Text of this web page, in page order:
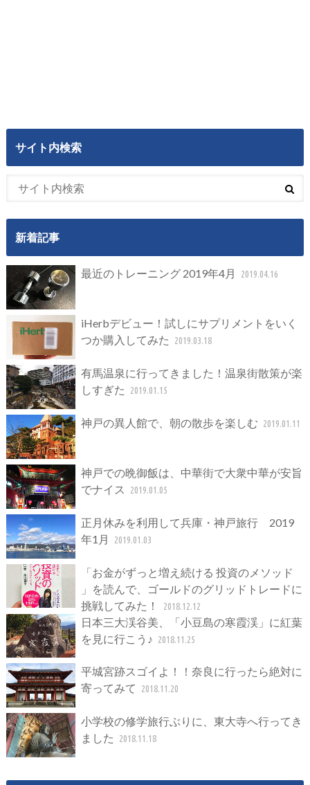
サイト内検索
新着記事
最近のトレーニング 2019年4月 2019.04.16
iHerbデビュー！試しにサプリメントをいく
つか購入してみた
2019.03.18
有馬温泉に行ってきました！温泉街散策が楽
しすぎた
2019.01.15
神戸の異人館で、朝の散歩を楽しむ 2019.01.11
神戸での晩御飯は、中華街で大衆中華が安旨
でナイス
2019.01.05
正月休みを利用して兵庫・神戸旅行 2019
年1月
2019.01.03
「お金がずっと増え続ける 投資のメソッド
」を読んで、ゴールドのグリッドトレードに
挑戦してみた！
2018.12.12
日本三大渓谷美、「小豆島の寒霞渓」に紅葉
を見に行こう♪ 2018.11.25
平城宮跡スゴイよ！！奈良に行ったら絶対に
寄ってみて
2018.11.20
小学校の修学旅行ぶりに、東大寺へ行ってき
ました
2018.11.18